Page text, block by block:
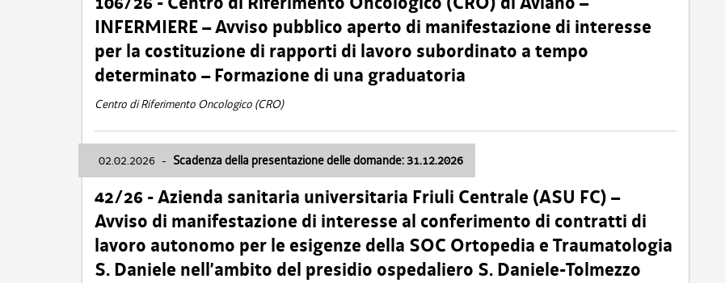
INFERMIERE – Avviso pubblico aperto di manifestazione di interesse
per la costituzione di rapporti di lavoro subordinato a tempo
determinato – Formazione di una graduatoria
Centro di Riferimento Oncologico (CRO)
02.02.2026 - Scadenza della presentazione delle domande: 31.12.2026
42/26 - Azienda sanitaria universitaria Friuli Centrale (ASU FC) –
Avviso di manifestazione di interesse al conferimento di contratti di
lavoro autonomo per le esigenze della SOC Ortopedia e Traumatologia
S. Daniele nell’ambito del presidio ospedaliero S. Daniele-Tolmezzo